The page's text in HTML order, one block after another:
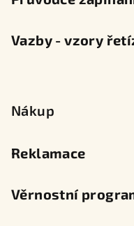
Vazby - vzory
Nákup
Reklamace
Věrnostní